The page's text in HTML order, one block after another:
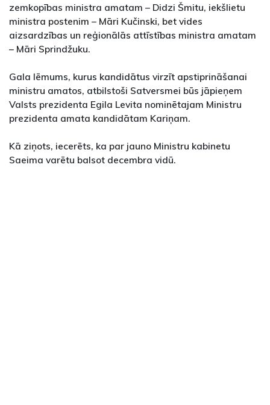
zemkopības ministra amatam – Didzi Šmitu, iekšlietu
ministra postenim – Māri Kučinski, bet vides
aizsardzības un reģionālās attīstības ministra amatam
– Māri Sprindžuku.
Gala lēmums, kurus kandidātus virzīt apstiprināšanai
ministru amatos, atbilstoši Satversmei būs jāpieņem
Valsts prezidenta Egila Levita nominētajam Ministru
prezidenta amata kandidātam Kariņam.
Kā ziņots, iecerēts, ka par jauno Ministru kabinetu
Saeima varētu balsot decembra vidū.